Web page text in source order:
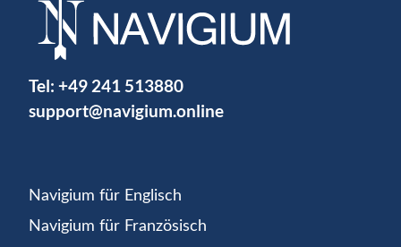
Tel: +49 241 513880
support@navigium.online
Navigium für Englisch
Navigium für Französisch